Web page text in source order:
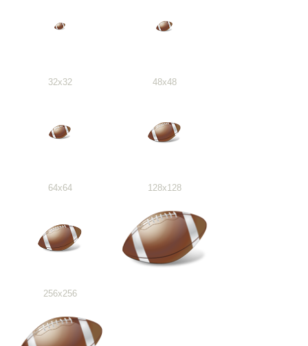
32x32 48x48
64x64 128x128
256x256